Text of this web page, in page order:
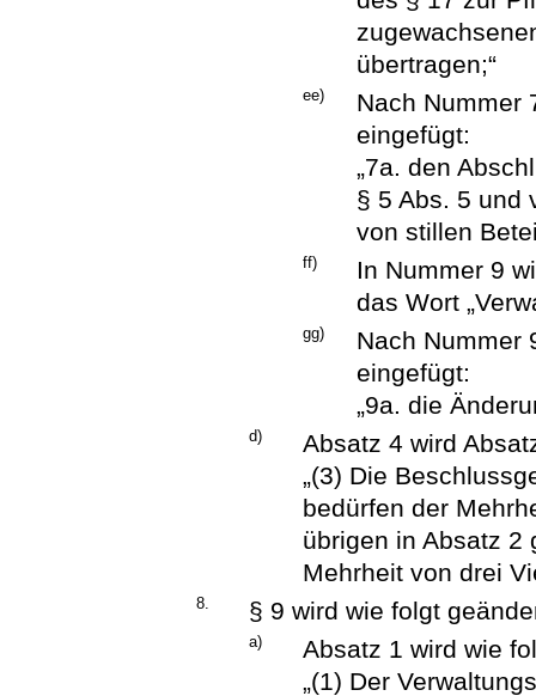
übertragen;“
ee)
Nach Nummer
eingefügt:
„7a. den
§ 5 Abs. 5 und
von stillen
ff)
In Nummer 9
das Wort
gg)
Nach Nummer
eingefügt:
„9a. die
d)
Absatz 4 wird
„(3) Die
bedürfen der
übrigen in Absatz 2
Mehrheit von drei
8. § 9 wird wie folgt
a)
Absatz 1 wird wie
„(1) Der